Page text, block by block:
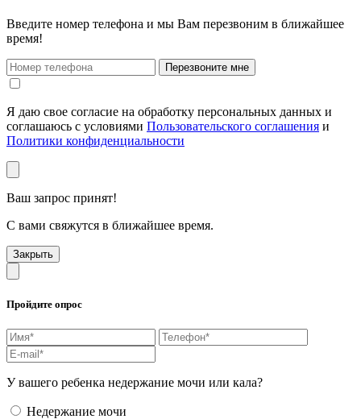
Введите номер телефона и мы Вам перезвоним в ближайшее
время!
Перезвоните мне
Я даю свое согласие на обработку персональных данных и
соглашаюсь с условиями Пользовательского соглашения и
Политики конфиденциальности
Ваш запрос принят!
С вами свяжутся в ближайшее время.
Закрыть
Пройдите опрос
У вашего ребенка недержание мочи или кала?
Недержание мочи